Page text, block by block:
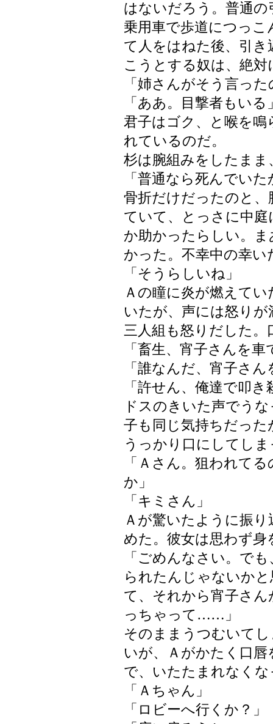
はないだろう。普通
乗用車で歩道につっ
て人をはねた後、引
こうとする奴は、絶対
「姉さんがそう言っ
「ああ。目撃者もいる
君子はゴク、と喉を
れているのだ。
杉は腕組みをしたま
「普通なら死んでい
骨折だけだったのと
ていて、とっさに中
か助かったらしい。
かった。不幸中の幸い
「そうらしいね」
Ａの瞳に炎が燃えて
いたが、声には怒り
三人組も怒りだした。
「畜生、宵子さんを
「誰なんだ、宵子さ
「許せん、俺達で叩
ドスのきいた声でう
子も同じ気持ちだっ
うっかり口にしてし
「Ａさん。狙われて
か」
「キミさん」
Ａが驚いたように振
めた。彼女は思わず身
「ごめんなさい。で
られたんじゃないか
て、それから宵子さ
っちゃって……」
そのままうつむいて
いが、Ａがかたく口
で、いたたまれなく
「Ａちゃん」
「ロビーへ行くか？」